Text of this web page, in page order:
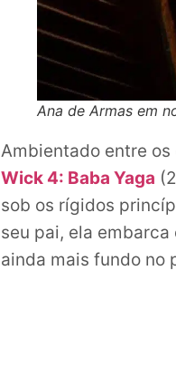
Ana de Armas em
Ambientado entre os
Wick 4: Baba Yaga
sob os rígidos
seu pai, ela
ainda mais fundo no